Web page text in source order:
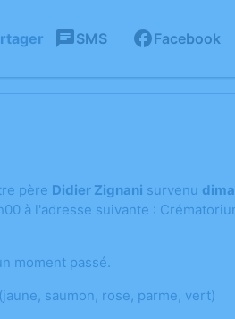
SMS Facebook
père Didier Zignani survenu
à l'adresse suivante :
moment passé.
saumon, rose, parme, vert)